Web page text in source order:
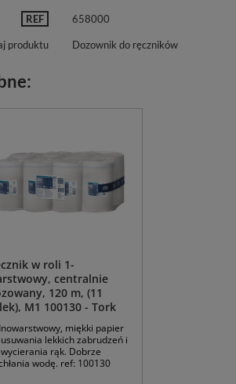
REF 658000
produktu Dozownik do ręczników
w roli 1-
centralnie
120 m, (11
M1 100130 - Tork
miękki papier
lekkich zabrudzeń i
rąk. Dobrze
wodę. ref: 100130